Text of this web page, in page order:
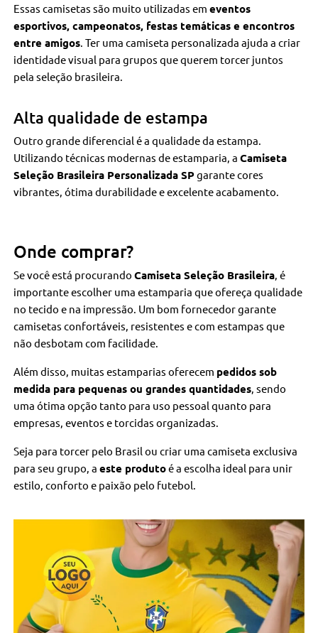
Essas camisetas são muito utilizadas emeventos
esportivos, campeonatos, festas temáticas e encontros
entre amigos. Ter uma camiseta personalizada ajuda a criar
identidade visual para grupos que querem torcer juntos
pela seleção brasileira.
Alta qualidade de estampa
Outro grande diferencial é a qualidade da estampa.
Utilizando técnicas modernas de estamparia, aCamiseta
Seleção Brasileira Personalizada SPgarante cores
vibrantes, ótima durabilidade e excelente acabamento.
Onde comprar?
Se você está procurandoCamiseta Seleção Brasileira, é
importante escolher uma estamparia que ofereça qualidade
no tecido e na impressão. Um bom fornecedor garante
camisetas confortáveis, resistentes e com estampas que
não desbotam com facilidade.
Além disso, muitas estamparias oferecem pedidos sob
medida para pequenas ou grandes quantidades, sendo
uma ótima opção tanto para uso pessoal quanto para
empresas, eventos e torcidas organizadas.
Seja para torcer pelo Brasil ou criar uma camiseta exclusiva
para seu grupo, aeste produtoé a escolha ideal para unir
estilo, conforto e paixão pelo futebol.